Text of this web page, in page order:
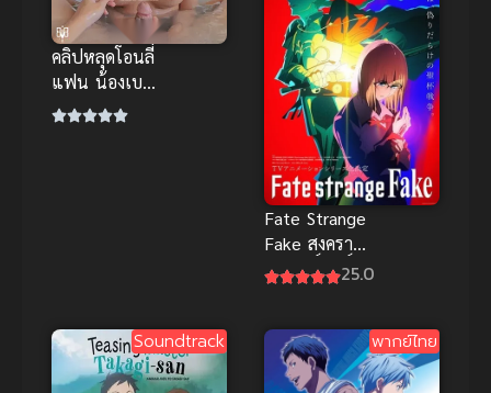
คลิปหลุดโอนลี่
แฟน น้องเบบี้
จี จัดใน
Fate Strange
Fake สงคราม
จอกศักดิ์สิทธิ์25.0
Soundtrack พากย์ไทย